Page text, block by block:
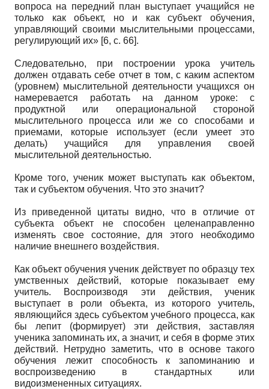
вопроса на передний план выступает учащийся не
только как объект, но и как субъект обучения,
управляющий своими мыслительными процессами,
регулирующий их» [6, с. 66].
Следовательно, при построении урока учитель
должен отдавать себе отчет в том, с каким аспектом
(уровнем) мыслительной деятельности учащихся он
намеревается работать на данном уроке: с
продуктной или операциональной стороной
мыслительного процесса или же со способами и
приемами, которые использует (если умеет это
делать) учащийся для управления своей
мыслительной деятельностью.
Кроме того, ученик может выступать как объектом,
так и субъектом обучения. Что это значит?
Из приведенной цитаты видно, что в отличие от
субъекта объект не способен целенаправленно
изменять свое состояние, для этого необходимо
наличие внешнего воздействия.
Как объект обучения ученик действует по образцу тех
умственных действий, которые показывает ему
учитель. Воспроизводя эти действия, ученик
выступает в роли объекта, из которого учитель,
являющийся здесь субъектом учебного процесса, как
бы лепит (формирует) эти действия, заставляя
ученика запоминать их, а значит, и себя в форме этих
действий. Нетрудно заметить, что в основе такого
обучения лежит способность к запоминанию и
воспроизведению в стандартных или
видоизмененных ситуациях.